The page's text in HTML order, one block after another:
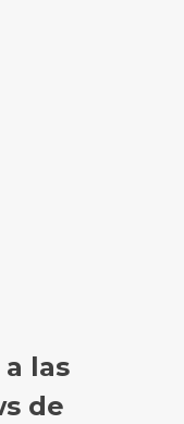
las
de